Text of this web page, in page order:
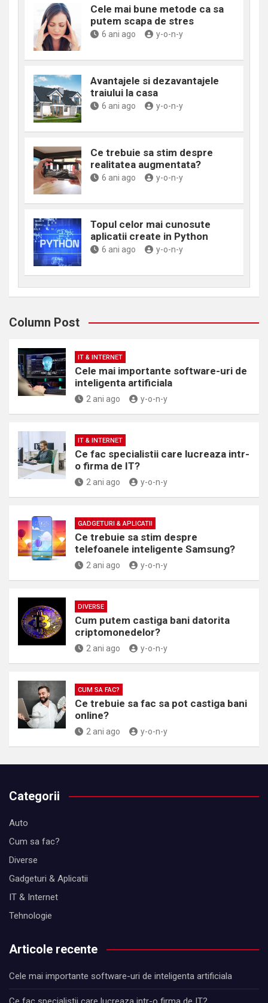
Cele mai bune metode ca sa
putem scapa de stres
6 ani ago y-o-n-y
Avantajele si dezavantajele
traiului la casa
6 ani ago y-o-n-y
Ce trebuie sa stim despre
realitatea augmentata?
6 ani ago y-o-n-y
Topul celor mai cunosute
aplicatii create in Python
6 ani ago y-o-n-y
Column Post
IT & INTERNET
Cele mai importante software-uri de
inteligenta artificiala
2 ani ago y-o-n-y
IT & INTERNET
Ce fac specialistii care lucreaza intr-
o firma de IT?
2 ani ago y-o-n-y
GADGETURI & APLICATII
Ce trebuie sa stim despre
telefoanele inteligente Samsung?
2 ani ago y-o-n-y
DIVERSE
Cum putem castiga bani datorita
criptomonedelor?
2 ani ago y-o-n-y
CUM SA FAC?
Ce trebuie sa fac sa pot castiga bani
online?
2 ani ago y-o-n-y
Categorii
Auto
Cum sa fac?
Diverse
Gadgeturi & Aplicatii
IT & Internet
Tehnologie
Articole recente
Cele mai importante software-uri de inteligenta artificiala